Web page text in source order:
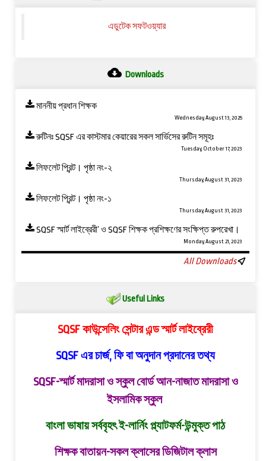
এডুটেক সফটওয়্যার
Downloads
মাননীয় প্রধান শিক্ষক
Wednesday, August 13, 2025
রুটিনঃ SQSF এর কাস্টমার কেয়ারের সকল সার্ভিসের রুটিন সমূহঃ
Tuesday, October 17, 2023
লিফলেট প্রিন্ট। পৃষ্ঠা নং-২
Thursday, August 31, 2023
লিফলেট প্রিন্ট। পৃষ্ঠা নং-১
Thursday, August 31, 2023
SQSF স্মার্ট লাইব্রেরী’ ও ‍SQSF শিক্ষক প্রশিক্ষণের সংক্ষিপ্ত রুপরেখা।
Monday, August 21, 2023
All Downloads
Useful Links
SQSF কাউন্সেলিং সেন্টার এন্ড স্মার্ট লাইব্রেরী
SQSF এর চার্জ, ফি বা অনুদান প্রদানের তথ্য
SQSF-স্মার্ট মাদরাসা ও স্কুল বোর্ড আন-নাজাত মাদরাসা ও
ইসলামিক স্কুল
বাংলা ভাষায় সর্ববৃহৎ ই-লার্নিং প্ল্যাটফর্ম-উন্মুক্ত পাঠ
শিক্ষক বাতায়ন-সকল ক্লাসের ডিজিটাল ক্লাস